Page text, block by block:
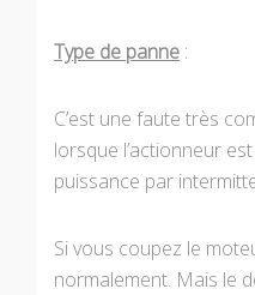
Type de panne :
C’est une faute très
lorsque l’actionneur
puissance par
Si vous coupez le
normalement. Mais le